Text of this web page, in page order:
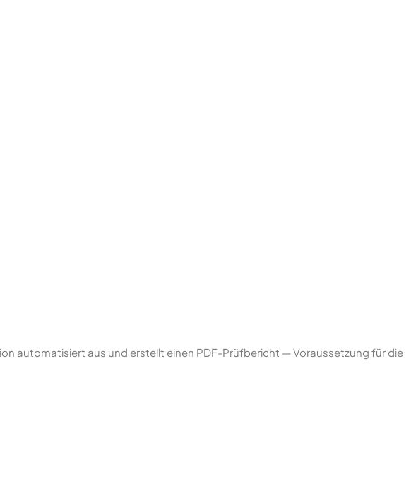
automatisiert aus und erstellt einen PDF-Prüfbericht — Voraussetzung für die